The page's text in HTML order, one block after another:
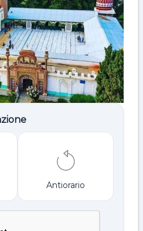
Antiorario